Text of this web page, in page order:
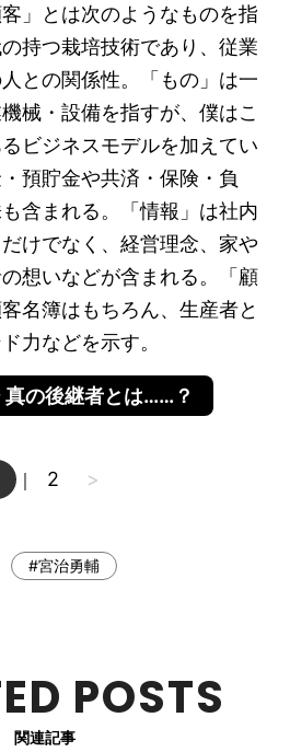
」とは次のようなものを指
持つ栽培技術であり、従業
との関係性。「もの」は一
械・設備を指すが、僕はこ
ビジネスモデルを加えてい
預貯金や共済・保険・負
含まれる。「情報」は社内
けでなく、経営理念、家や
想いなどが含まれる。「顧
名簿はもちろん、生産者と
力などを示す。
真の後継者とは……？
｜ 2 >
#宮治勇輔
POSTS
関連記事